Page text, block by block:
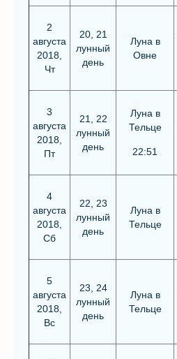
2
августа
2018,
Чт
20, 21
лунный
день
Луна в
Овне
3
августа
2018,
Пт
21, 22
лунный
день
Луна в
Тельце
22:51
4
августа
2018,
Сб
22, 23
лунный
день
Луна в
Тельце
5
августа
2018,
Вс
23, 24
лунный
день
Луна в
Тельце